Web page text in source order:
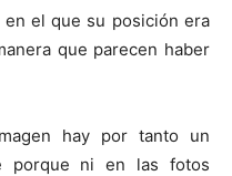
el que su posición era
que parecen haber
hay por tanto un
porque ni en las fotos